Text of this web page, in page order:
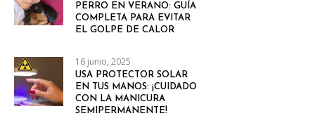
PERRO EN VERANO: GUÍA
COMPLETA PARA EVITAR
EL GOLPE DE CALOR
16 junio, 2025
USA PROTECTOR SOLAR
EN TUS MANOS: ¡CUIDADO
CON LA MANICURA
SEMIPERMANENTE!